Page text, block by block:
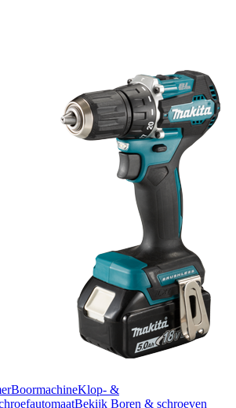
BoormachineKlop- &
Bekijk Boren & schroeven